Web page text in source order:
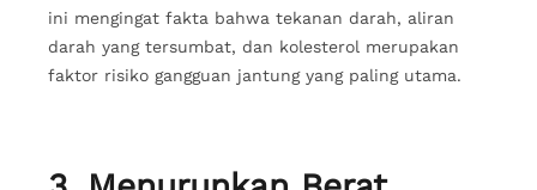
ini mengingat fakta bahwa tekanan darah, aliran
darah yang tersumbat, dan kolesterol merupakan
faktor risiko gangguan jantung yang paling utama.